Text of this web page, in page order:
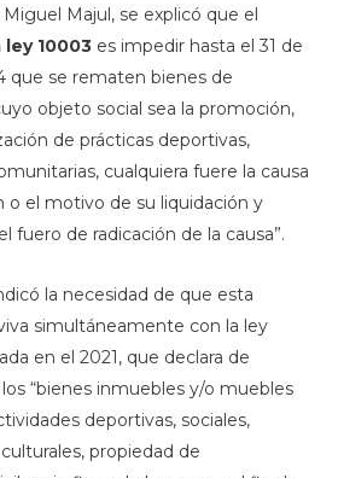
Majul, se explicó que el
ley 10003 es impedir hasta el 31 de
que se rematen bienes de
objeto social sea la promoción,
de prácticas deportivas,
cualquiera fuere la causa
o el motivo de su liquidación y
fuero de radicación de la causa”.
la necesidad de que esta
simultáneamente con la ley
en el 2021, que declara de
“bienes inmuebles y/o muebles
deportivas, sociales,
propiedad de